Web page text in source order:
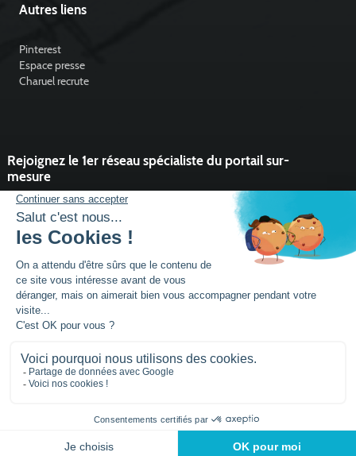
Autres liens
Pinterest
Espace presse
Charuel recrute
Rejoignez le 1er réseau spécialiste du portail sur-
mesure
Vous souhaitez développer l'activité portail de votre entreprise ?
Rejoindre un réseau dynamique, avec un service et des outils qui
font la différence ?
DEVENIR PARTENAIRE
Parc activités la Niel BP 2156920NOYAL-PONTIVY - FRANCE
95 60
© 2026 - conçu parLamour du Web